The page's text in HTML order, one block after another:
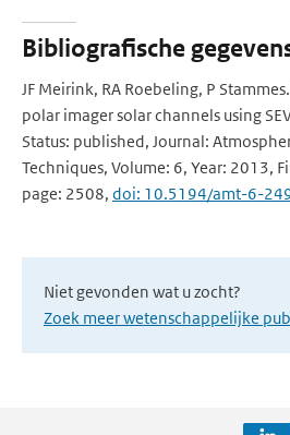
Bibliografische
JF Meirink, RA Roebeling, P
polar imager solar channels using
Status: published, Journal:
Techniques, Volume: 6, Year: 2013,
page: 2508, doi: 10.5194/amt-6-
Niet gevonden wat u zocht?
Zoek meer wetenschappelijke